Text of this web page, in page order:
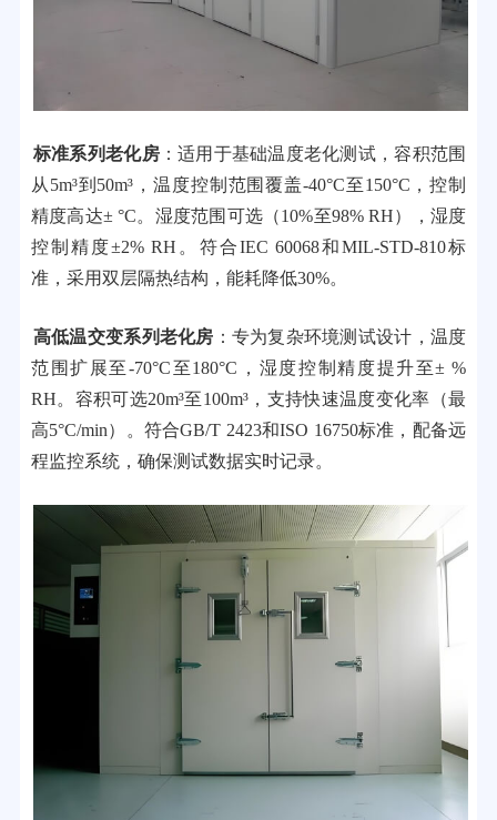
标准系列老化房：适用于基础温度老化测试，容积范围
从5m³到50m³，温度控制范围覆盖-40°C至150°C，控制
精度高达± °C。湿度范围可选（10%至98% RH），湿度
控制精度±2% RH。符合IEC 60068和MIL-STD-810标
准，采用双层隔热结构，能耗降低30%。
高低温交变系列老化房 ：专为复杂环境测试设计，温度
范围扩展至-70°C至180°C，湿度控制精度提升至± %
RH。容积可选20m³至100m³，支持快速温度变化率（最
高5°C/min）。符合GB/T 2423和ISO 16750标准，配备远
程监控系统，确保测试数据实时记录。